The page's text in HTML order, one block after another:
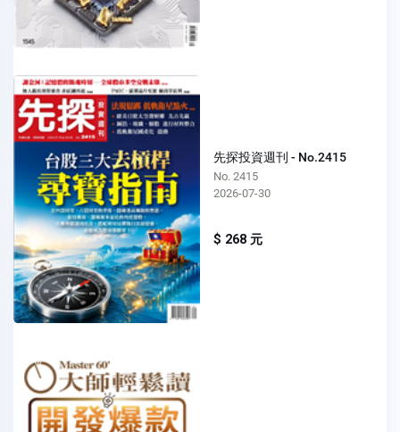
先探投資週刊 - No.2415
No. 2415
2026-07-30
$ 268 元